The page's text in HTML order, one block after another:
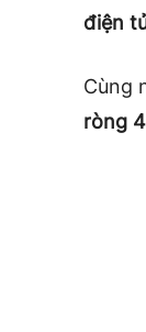
điện
Cùng
ròng